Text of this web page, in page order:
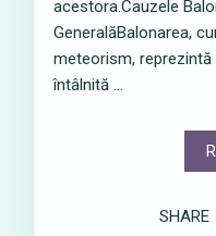
acestora.Cauzele
GeneralăBalonarea,
meteorism,
întâlnită ...
SHARE